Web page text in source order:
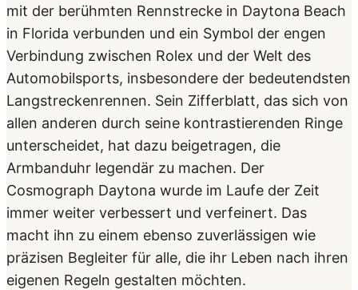
mit der berühmten Rennstrecke in Daytona Beach
in Florida verbunden und ein Symbol der engen
Verbindung zwischen Rolex und der Welt des
Automobil­sports, insbesondere der bedeutendsten
Lang­strecken­rennen. Sein Zifferblatt, das sich von
allen anderen durch seine kontrastierenden Ringe
unterscheidet, hat dazu beigetragen, die
Armbanduhr legendär zu machen. Der
Cosmograph Daytona wurde im Laufe der Zeit
immer weiter verbessert und verfeinert. Das
macht ihn zu einem ebenso zuverlässigen wie
präzisen Begleiter für alle, die ihr Leben nach ihren
eigenen Regeln gestalten möchten.